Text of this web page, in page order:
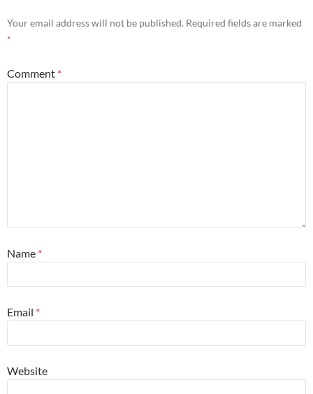
Your email address will not be published. Required fields are marked
*
Comment *
Name *
Email *
Website